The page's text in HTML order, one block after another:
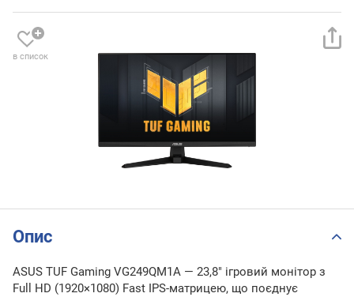
в список
Опис
ASUS TUF Gaming VG249QM1A — 23,8" ігровий монітор з
Full HD (1920×1080) Fast IPS-матрицею, що поєднує